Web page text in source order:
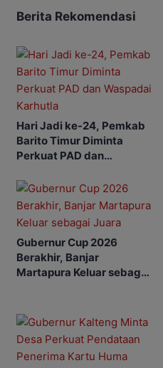
Berita Rekomendasi
Hari Jadi ke-24, Pemkab
Barito Timur Diminta
Perkuat PAD dan
Gubernur Cup 2026
Berakhir, Banjar
Martapura Keluar sebagai